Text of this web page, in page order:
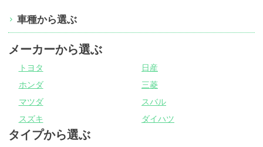
車種から選ぶ
メーカーから選ぶ
トヨタ
日産
ホンダ
三菱
マツダ
スバル
スズキ
ダイハツ
タイプから選ぶ